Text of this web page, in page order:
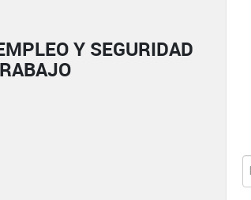
Y SEGURIDAD